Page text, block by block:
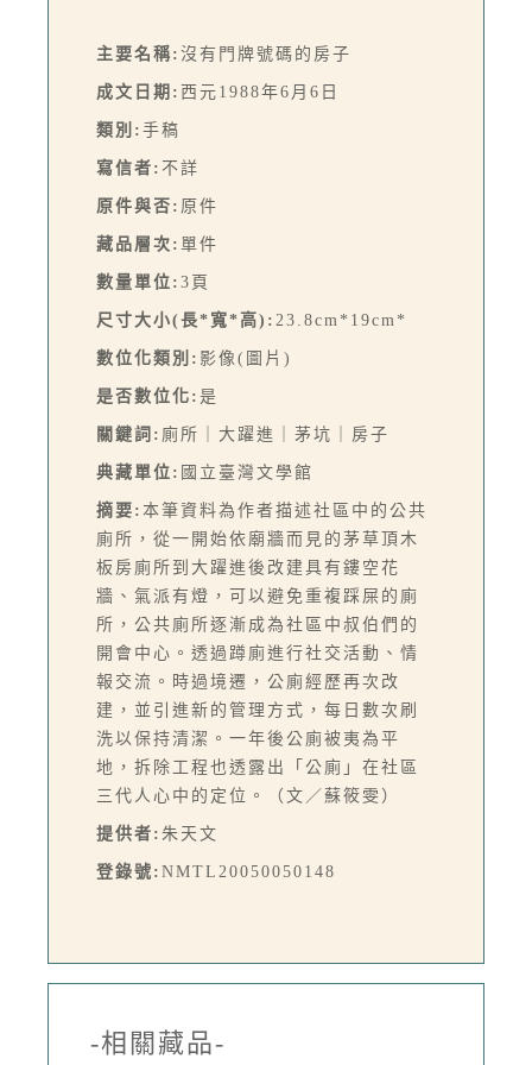
主要名稱: 沒有門牌號碼的房子
成文日期: 西元1988年6月6日
類別: 手稿
寫信者: 不詳
原件與否: 原件
藏品層次: 單件
數量單位: 3頁
尺寸大小(長*寬*高): 23.8cm*19cm*
數位化類別: 影像(圖片)
是否數位化: 是
關鍵詞: 廁所｜大躍進｜茅坑｜房子
典藏單位: 國立臺灣文學館
摘要: 本筆資料為作者描述社區中的公共
廁所，從一開始依廟牆而見的茅草頂木
板房廁所到大躍進後改建具有鏤空花
牆、氣派有燈，可以避免重複踩屎的廁
所，公共廁所逐漸成為社區中叔伯們的
開會中心。透過蹲廁進行社交活動、情
報交流。時過境遷，公廁經歷再次改
建，並引進新的管理方式，每日數次刷
洗以保持清潔。一年後公廁被夷為平
地，拆除工程也透露出「公廁」在社區
三代人心中的定位。（文／蘇筱雯）
提供者: 朱天文
登錄號: NMTL20050050148
-相關藏品-